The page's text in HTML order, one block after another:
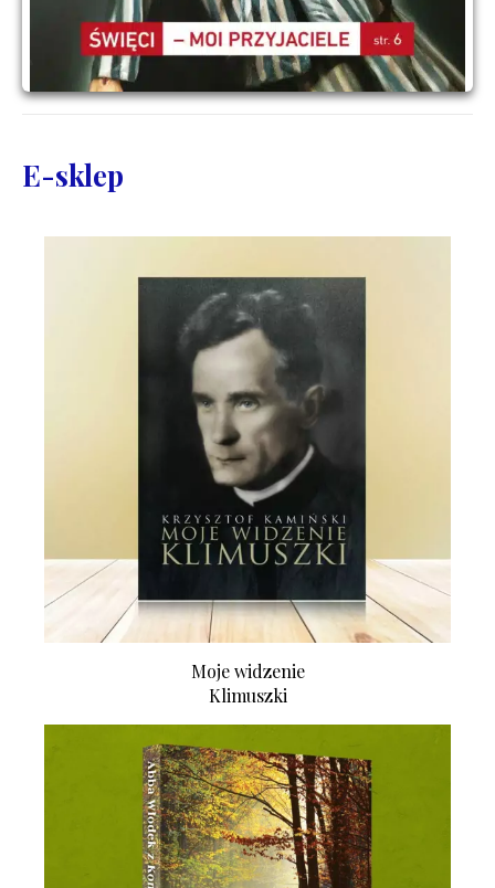
E-sklep
Moje widzenie
Klimuszki